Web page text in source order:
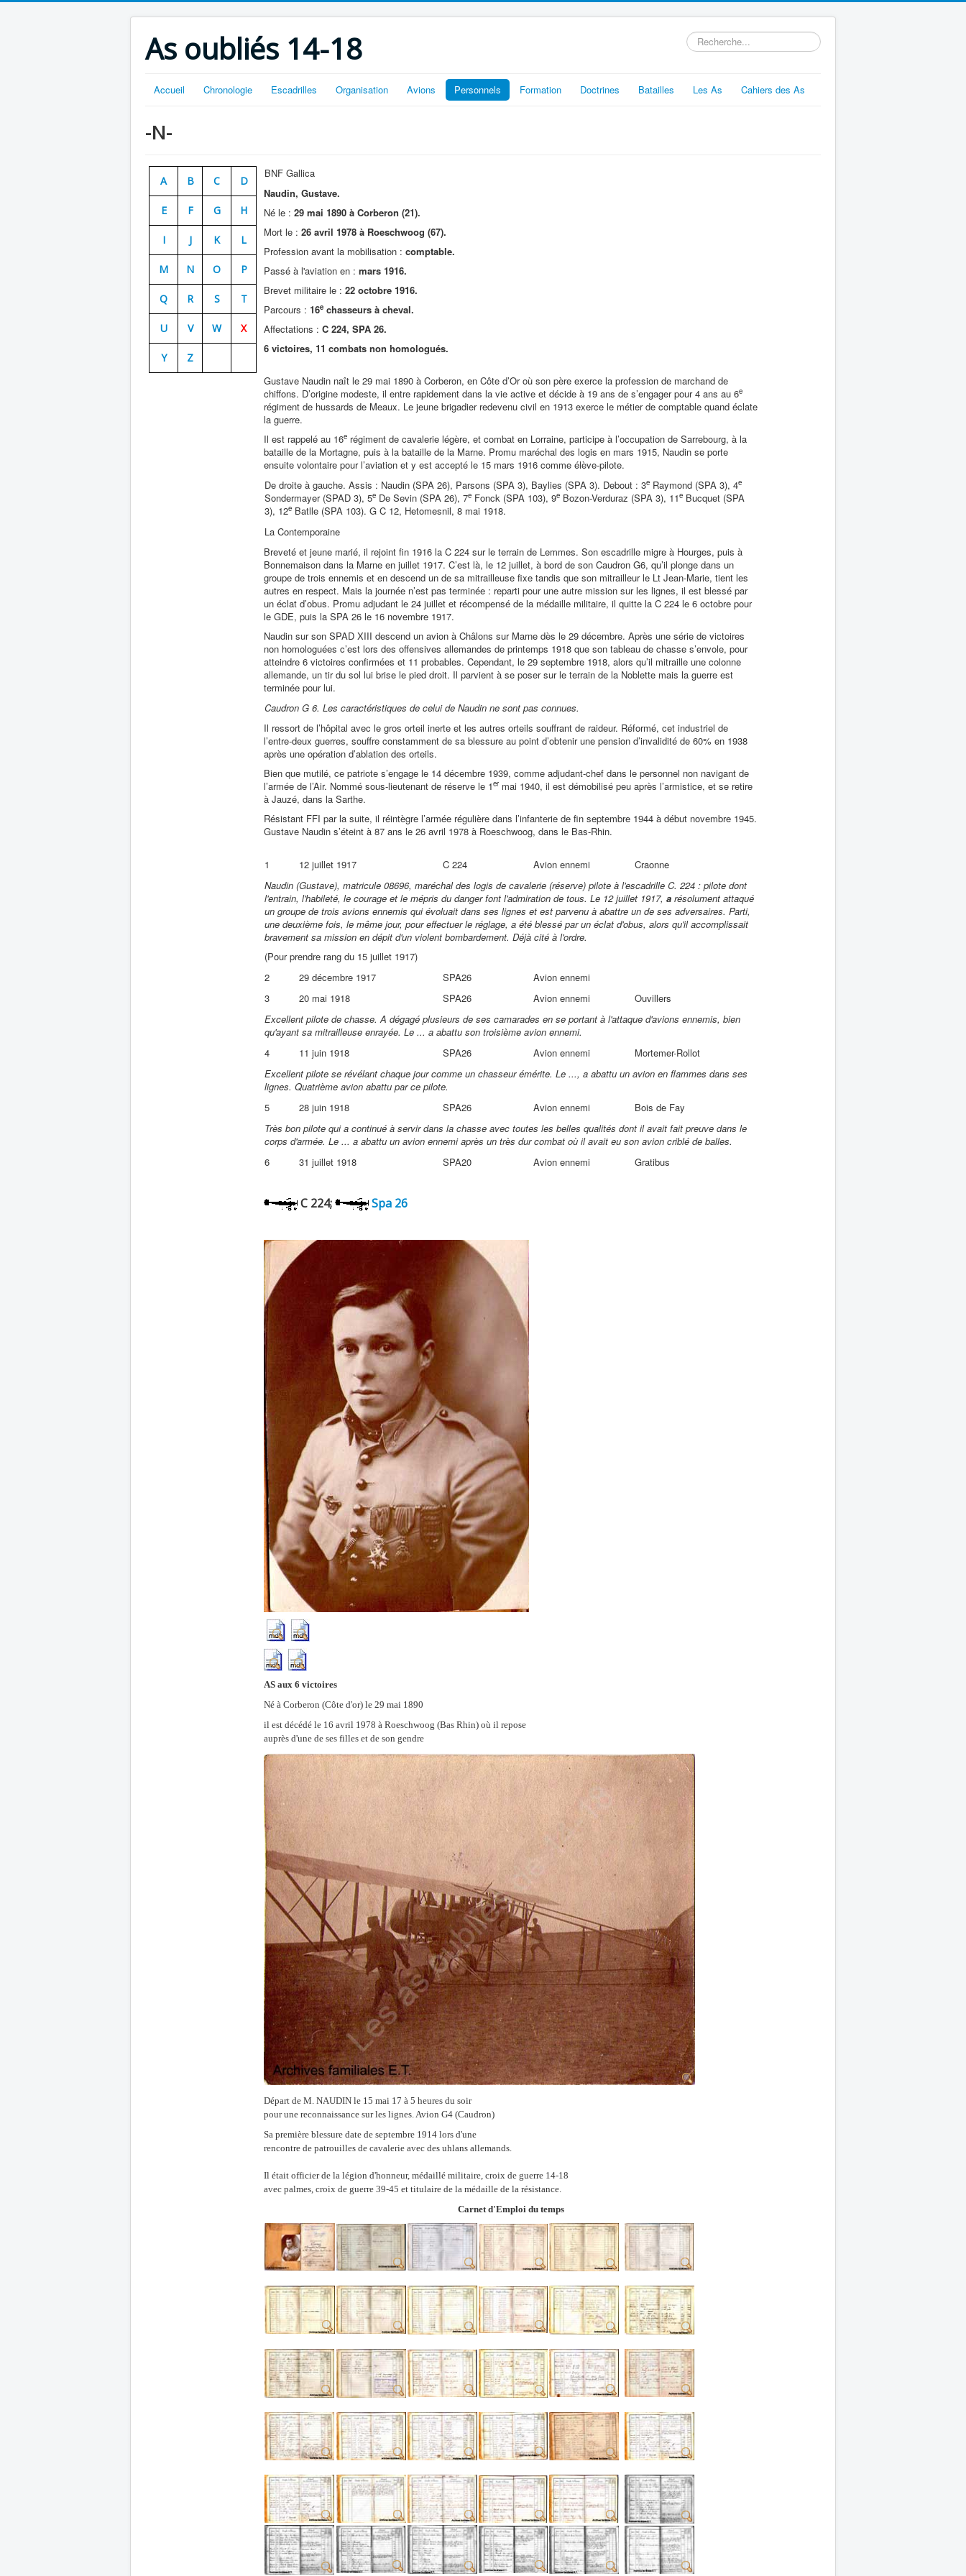
As oubliés 14-18 Rechercher
Accueil Chronologie Escadrilles Organisation Avions Personnels Formation Doctrines Batailles Les As Cahiers des As
-N-
A B C D
E F G H
I J K L
M N O P
Q R S T
U V W X
Y Z
BNF Gallica
Naudin, Gustave.
Né le : 29 mai 1890 à Corberon (21).
Mort le : 26 avril 1978 à Roeschwoog (67).
Profession avant la mobilisation : comptable.
Passé à l'aviation en : mars 1916.
Brevet militaire le : 22 octobre 1916.
Parcours : 16e chasseurs à cheval.
Affectations : C 224, SPA 26.
6 victoires, 11 combats non homologués.
Gustave Naudin naît le 29 mai 1890 à Corberon, en Côte d’Or où son père exerce la profession de marchand de
chiffons. D’origine modeste, il entre rapidement dans la vie active et décide à 19 ans de s’engager pour 4 ans au 6e
régiment de hussards de Meaux. Le jeune brigadier redevenu civil en 1913 exerce le métier de comptable quand éclate
la guerre.
Il est rappelé au 16e régiment de cavalerie légère, et combat en Lorraine, participe à l’occupation de Sarrebourg, à la
bataille de la Mortagne, puis à la bataille de la Marne. Promu maréchal des logis en mars 1915, Naudin se porte
ensuite volontaire pour l’aviation et y est accepté le 15 mars 1916 comme élève-pilote.
De droite à gauche. Assis : Naudin (SPA 26), Parsons (SPA 3), Baylies (SPA 3). Debout : 3e Raymond (SPA 3), 4e
Sondermayer (SPAD 3), 5e De Sevin (SPA 26), 7e Fonck (SPA 103), 9e Bozon-Verduraz (SPA 3), 11e Bucquet (SPA
3), 12e Batlle (SPA 103). G C 12, Hetomesnil, 8 mai 1918.
La Contemporaine
Breveté et jeune marié, il rejoint fin 1916 la C 224 sur le terrain de Lemmes. Son escadrille migre à Hourges, puis à
Bonnemaison dans la Marne en juillet 1917. C’est là, le 12 juillet, à bord de son Caudron G6, qu’il plonge dans un
groupe de trois ennemis et en descend un de sa mitrailleuse fixe tandis que son mitrailleur le Lt Jean-Marie, tient les
autres en respect. Mais la journée n’est pas terminée : reparti pour une autre mission sur les lignes, il est blessé par
un éclat d’obus. Promu adjudant le 24 juillet et récompensé de la médaille militaire, il quitte la C 224 le 6 octobre pour
le GDE, puis la SPA 26 le 16 novembre 1917.
Naudin sur son SPAD XIII descend un avion à Châlons sur Marne dès le 29 décembre. Après une série de victoires
non homologuées c’est lors des offensives allemandes de printemps 1918 que son tableau de chasse s’envole, pour
atteindre 6 victoires confirmées et 11 probables. Cependant, le 29 septembre 1918, alors qu’il mitraille une colonne
allemande, un tir du sol lui brise le pied droit. Il parvient à se poser sur le terrain de la Noblette mais la guerre est
terminée pour lui.
Caudron G 6. Les caractéristiques de celui de Naudin ne sont pas connues.
Il ressort de l’hôpital avec le gros orteil inerte et les autres orteils souffrant de raideur. Réformé, cet industriel de
l’entre-deux guerres, souffre constamment de sa blessure au point d’obtenir une pension d’invalidité de 60% en 1938
après une opération d’ablation des orteils.
Bien que mutilé, ce patriote s’engage le 14 décembre 1939, comme adjudant-chef dans le personnel non navigant de
l’armée de l’Air. Nommé sous-lieutenant de réserve le 1er mai 1940, il est démobilisé peu après l’armistice, et se retire
à Jauzé, dans la Sarthe.
Résistant FFI par la suite, il réintègre l’armée régulière dans l’infanterie de fin septembre 1944 à début novembre 1945.
Gustave Naudin s’éteint à 87 ans le 26 avril 1978 à Roeschwoog, dans le Bas-Rhin.
1 12 juillet 1917 C 224 Avion ennemi
Craonne
Naudin (Gustave), matricule 08696, maréchal des logis de cavalerie (réserve) pilote à l'escadrille C. 224 : pilote dont
l'entrain, l'habileté, le courage et le mépris du danger font l'admiration de tous. Le 12 juillet 1917, a résolument attaqué
un groupe de trois avions ennemis qui évoluait dans ses lignes et est parvenu à abattre un de ses adversaires. Parti,
une deuxième fois, le même jour, pour effectuer le réglage, a été blessé par un éclat d'obus, alors qu'il accomplissait
bravement sa mission en dépit d'un violent bombardement. Déjà cité à l'ordre.
(Pour prendre rang du 15 juillet 1917)
2
29 décembre 1917 SPA26
Avion ennemi
3
20 mai 1918 SPA26 Avion ennemi
Ouvillers
Excellent pilote de chasse. A dégagé plusieurs de ses camarades en se portant à l'attaque d'avions ennemis, bien
qu'ayant sa mitrailleuse enrayée. Le ... a abattu son troisième avion ennemi.
4
11 juin 1918 SPA26 Avion ennemi
Mortemer-Rollot
Excellent pilote se révélant chaque jour comme un chasseur émérite. Le ..., a abattu un avion en flammes dans ses
lignes. Quatrième avion abattu par ce pilote.
5
28 juin 1918 SPA26 Avion ennemi
Bois de Fay
Très bon pilote qui a continué à servir dans la chasse avec toutes les belles qualités dont il avait fait preuve dans le
corps d'armée. Le ... a abattu un avion ennemi après un très dur combat où il avait eu son avion criblé de balles.
6
31 juillet 1918 SPA20 Avion ennemi Gratibus
C 224; Spa 26
AS aux 6 victoires
Né à Corberon (Côte d'or) le 29 mai 1890
il est décédé le 16 avril 1978 à Roeschwoog (Bas Rhin) où il repose
auprès d'une de ses filles et de son gendre
Départ de M. NAUDIN le 15 mai 17 à 5 heures du soir
pour une reconnaissance sur les lignes. Avion G4 (Caudron)
Sa première blessure date de septembre 1914 lors d'une
rencontre de patrouilles de cavalerie avec des uhlans allemands.
Il était officier de la légion d'honneur, médaillé militaire, croix de guerre 14-18
avec palmes, croix de guerre 39-45 et titulaire de la médaille de la résistance.
Carnet d'Emploi du temps